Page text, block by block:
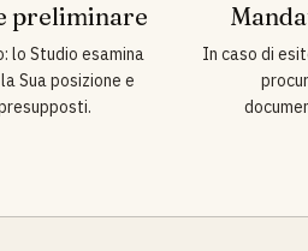
preliminare
lo Studio esamina
Sua posizione e
In caso di